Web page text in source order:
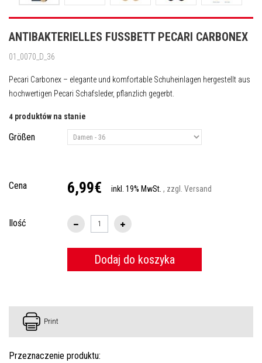
ANTIBAKTERIELLES FUSSBETT PECARI CARBONEX
01_0070_D_36
Pecari Carbonex – elegante und komfortable Schuheinlagen hergestellt aus
hochwertigen Pecari Schafsleder, pflanzlich gegerbt.
4 produktów na stanie
Größen
Cena 6,99€ inkl. 19% MwSt. , zzgl. Versand
Ilość
Dodaj do koszyka
Print
Przeznaczenie produktu: